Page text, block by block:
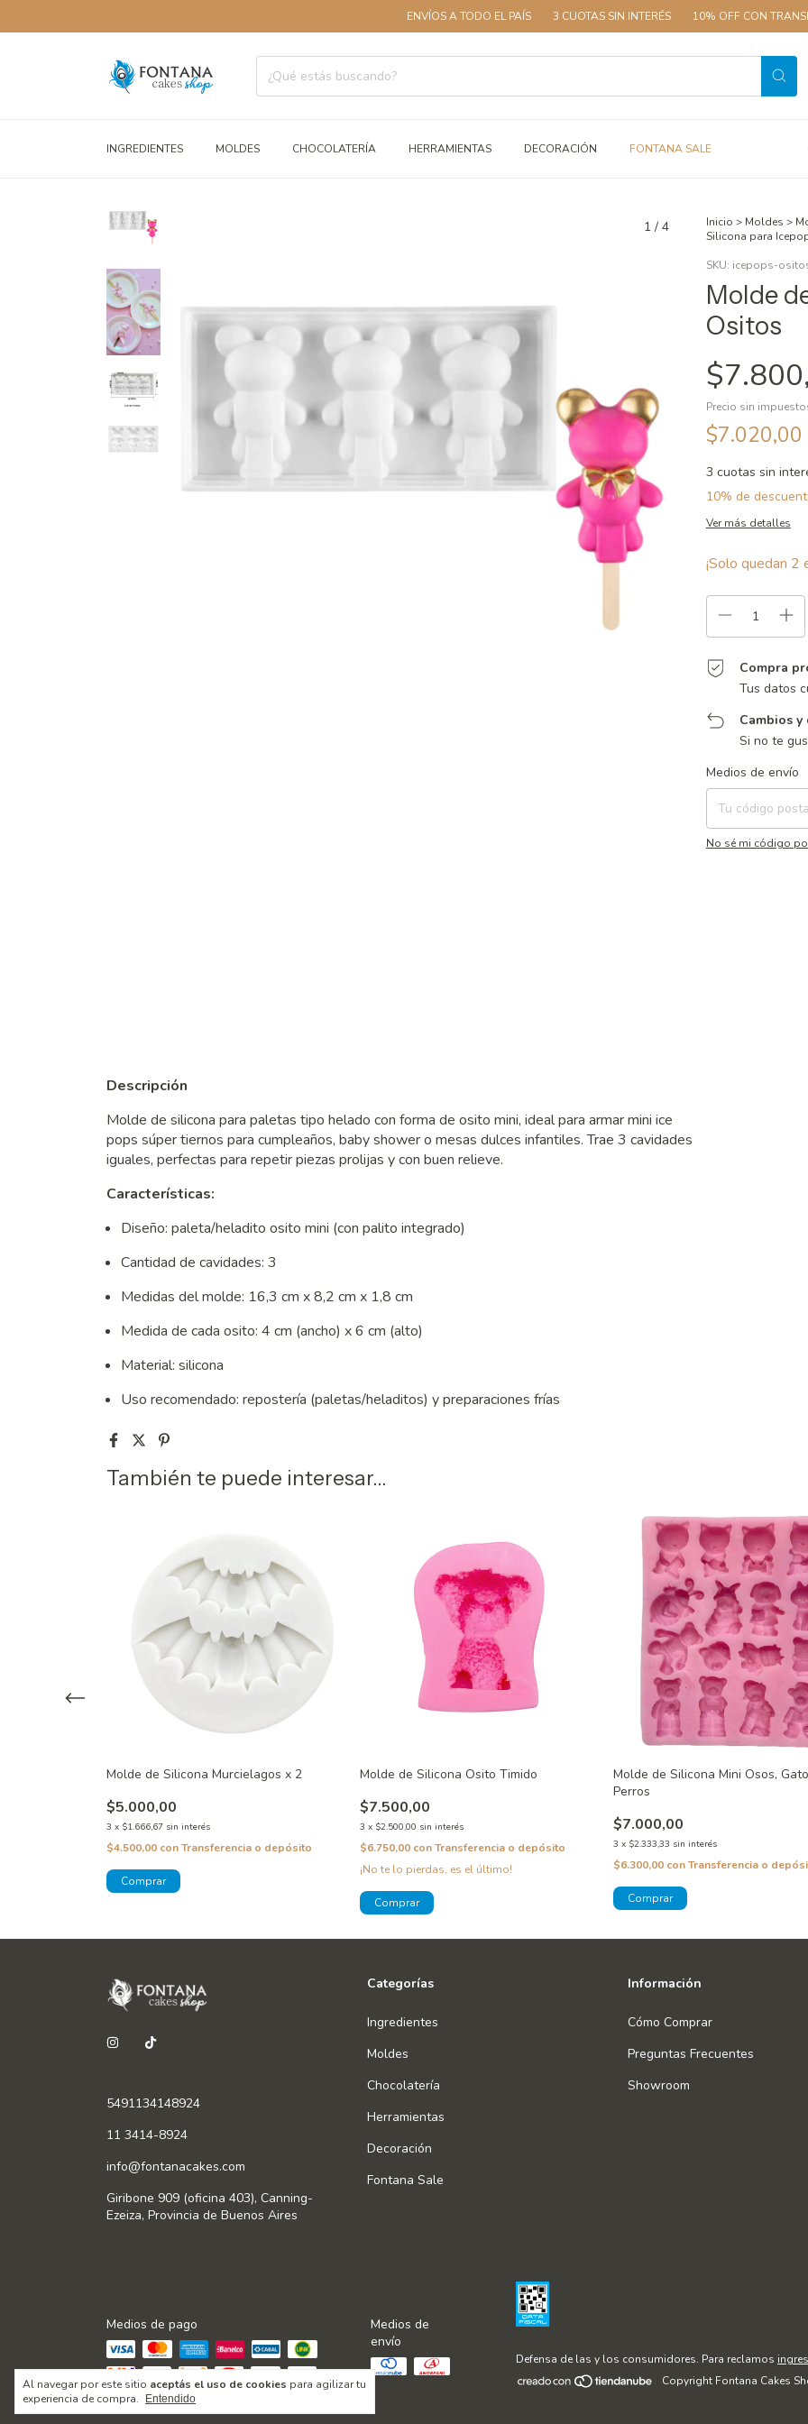
ENVÍOS A TODO EL PAÍS 3 CUOTAS SIN INTERÉS 10% OFF CON TRANSFERENCIA
INGREDIENTES MOLDES CHOCOLATERÍA HERRAMIENTAS DECORACIÓN FONTANA SALE
Al navegar por este sitio aceptás el uso de cookies para agilizar tu
experiencia de compra.
Entendido
1 / 4 Inicio > Moldes >
Silicona para
SKU: icepops-
Molde
Ositos
Precio sin
$7.020,00
3 cuotas sin
10% de
Ver más detalles
¡Solo quedan 2
Compra
Tus datos
Cambios
Si no te
Entregas para el CP:
Medios de envío
No sé mi código
Descripción
Molde de silicona para paletas tipo helado con forma de osito mini, ideal para armar mini ice
pops súper tiernos para cumpleaños, baby shower o mesas dulces infantiles. Trae 3 cavidades
iguales, perfectas para repetir piezas prolijas y con buen relieve.
Características:
Diseño: paleta/heladito osito mini (con palito integrado)
Cantidad de cavidades: 3
Medidas del molde: 16,3 cm x 8,2 cm x 1,8 cm
Medida de cada osito: 4 cm (ancho) x 6 cm (alto)
Material: silicona
Uso recomendado: repostería (paletas/heladitos) y preparaciones frías
También te puede interesar...
Molde de Silicona Murcielagos x 2
$5.000,00
3 x $1.666,67 sin interés
$4.500,00 conTransferencia o depósito
Molde de Silicona Osito Timido
$7.500,00
3 x $2.500,00 sin interés
$6.750,00 conTransferencia o depósito
¡No te lo pierdas, es el último!
Molde de Silicona Mini Osos,
Perros
$7.000,00
3 x $2.333,33 sin interés
$6.300,00 conTransferencia o
5491134148924
11 3414-8924
info@fontanacakes.com
Giribone 909 (oficina 403), Canning-
Ezeiza, Provincia de Buenos Aires
Categorías
Ingredientes
Moldes
Chocolatería
Herramientas
Decoración
Fontana Sale
Información
Cómo Comprar
Preguntas Frecuentes
Showroom
Medios de pago
Medios de
envío
Defensa de las y los consumidores. Para reclamos
Copyright Fontana Cakes